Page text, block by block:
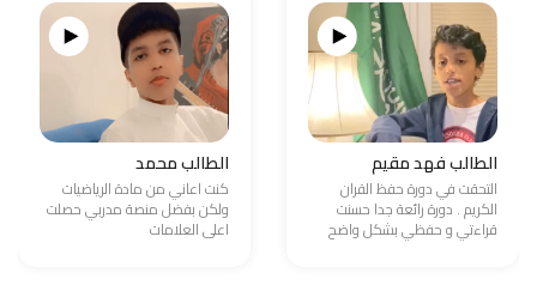
الطالب فهد مقيم
التحقت في دورة حفظ القران
الكريم . دورة رائعة جدا حسنت
قراءتي و حفظي بشكل واضح
الطالب محمد
كنت اعاني من مادة الرياضيات
ولكن بفضل منصة مدربي حصلت
اعلى العلامات